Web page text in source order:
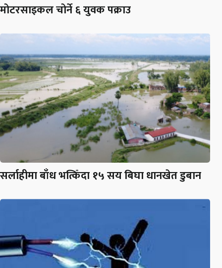
मोटरसाइकल चोर्ने ६ युवक पक्राउ
सर्लाहीमा बाँध भत्किँदा १५ सय बिघा धानखेत डुबान